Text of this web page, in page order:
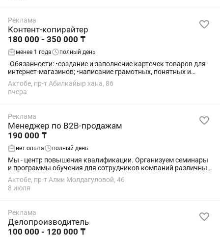
Реклама
Контент-копирайтер
180 000 - 350 000 ₸
менее 1 года полный день
-Обязанности: •создание и заполнение карточек товаров для
интернет-магазинов; •написание грамотных, понятных и
продающих описаний; •заполнение характеристик товаров;
•проверка текста на ошибки и...
Актобе, пр-т Абилкайыр хана, 86
вчера
Реклама
Менеджер по B2B-продажам
190 000 ₸
нет опыта полный день
Мы - центр повышения квалификации. Организуем семинары
и программы обучения для сотрудников компаний различных
отраслей. У нас открыта вакансия: Менеджер по продажам
Обязанности: Исходящие звонки...
Актобе, пр-т Алии Молдагуловой, 46
8 июля
Реклама
Делопроизводитель
100 000 - 120 000 ₸